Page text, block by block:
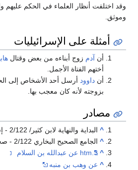
وقد اختلفت أنظار العلماء في الحكم عليهم
وموثق.
أمثلة على الإسرائيليات
أن آدم زوج أبناءه من بعض وقتال
أختهم الفتاة الأجمل.
أن داوودأرسل أحد الأشخاص إلى
بزوجته لأنه كان معجب بها.
مصادر
^ البداية والنهاية لابن كثير/ 2/122 - إسناده على شرط مسلم
^ الجامع الصحيح البخاري 2/122 - صحيح
^ 3.htm عن عبدالله بن السلام
^ عن وهب بن منبه